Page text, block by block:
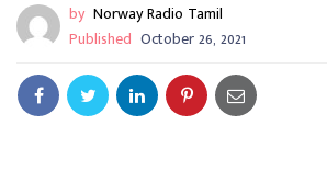
by Norway Radio Tamil
Published October 26, 2021